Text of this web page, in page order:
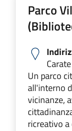
Parco
Un parco
all'interno
vicinanze,
ricreativo